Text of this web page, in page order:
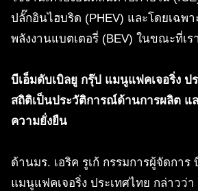
ปลั๊กอินไฮบริด (PHEV) และโดยเฉพ
พลังงานแบตเตอรี่ (BEV) ในขณะที่เร
บีเอ็มดับเบิลยู กรุ๊ป แมนูแฟคเจอริ่ง ป
สถิติเป็นประวัติการณ์ด้านการผลิต
ความยั่งยืน
ด้านมร. เอริค รูเก้ กรรมการผู้จัดการ
แมนูแฟคเจอริ่ง ประเทศไทย กล่าวว่า